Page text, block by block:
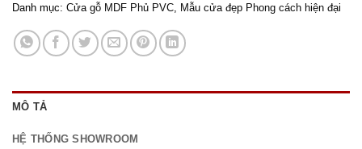
Danh mục: Cửa gỗ MDF Phủ PVC Mẫu cửa đẹp Phong cách hiện đại
MÔ TẢ
HỆ THỐNG SHOWROOM